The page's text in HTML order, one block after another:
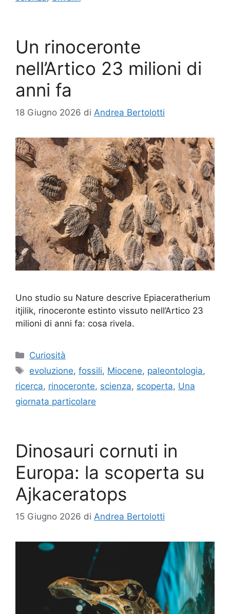
Un rinoceronte
nell’Artico 23 milioni di
anni fa
18 Giugno 2026 di Andrea Bertolotti
Uno studio su Nature descrive Epiaceratherium
itjilik, rinoceronte estinto vissuto nell’Artico 23
milioni di anni fa: cosa rivela.
Categorie
Curiosità
Tag
evoluzione,fossili, Miocene, paleontologia,
ricerca, rinoceronte, scienza, scoperta, Una
giornata particolare
Dinosauri cornuti in
Europa: la scoperta su
Ajkaceratops
15 Giugno 2026 di Andrea Bertolotti